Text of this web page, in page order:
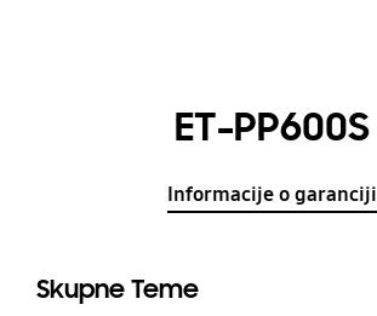
ET-PP600S
Informacije o garanciji
Skupne Teme